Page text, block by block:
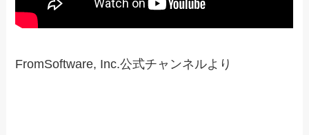
FromSoftware, Inc.公式チャンネルより